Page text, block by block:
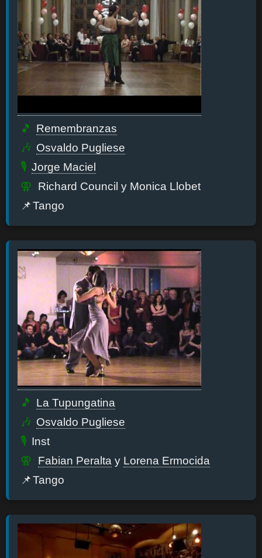
Remembranzas
Osvaldo Pugliese
Jorge Maciel
Richard Council y Monica Llobet
Tango
La Tupungatina
Osvaldo Pugliese
Inst
Fabian Peralta y Lorena Ermocida
Tango